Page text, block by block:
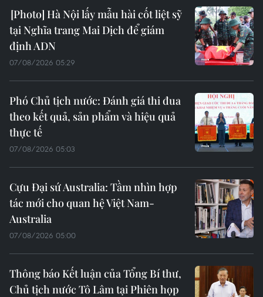
Hà Nội lấy mẫu hài cốt liệt sỹ
tại Nghĩa trang Mai Dịch để giám
định ADN
07/08/2026 05:29
Phó Chủ tịch nước: Đánh giá thi đua
theo kết quả, sản phẩm và hiệu quả
thực tế
07/08/2026 05:03
Cựu Đại sứ Australia: Tầm nhìn hợp
tác mới cho quan hệ Việt Nam-
Australia
07/08/2026 05:00
Thông báo Kết luận của Tổng Bí thư,
Chủ tịch nước Tô Lâm tại Phiên họp